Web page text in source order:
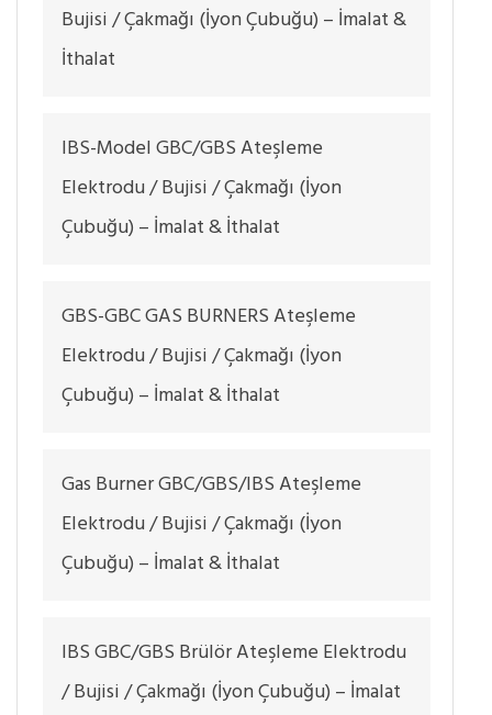
Bujisi / Çakmağı (İyon Çubuğu) – İmalat &
İthalat
IBS-Model GBC/GBS Ateşleme
Elektrodu / Bujisi / Çakmağı (İyon
Çubuğu) – İmalat & İthalat
GBS-GBC GAS BURNERS Ateşleme
Elektrodu / Bujisi / Çakmağı (İyon
Çubuğu) – İmalat & İthalat
Gas Burner GBC/GBS/IBS Ateşleme
Elektrodu / Bujisi / Çakmağı (İyon
Çubuğu) – İmalat & İthalat
IBS GBC/GBS Brülör Ateşleme Elektrodu
/ Bujisi / Çakmağı (İyon Çubuğu) – İmalat